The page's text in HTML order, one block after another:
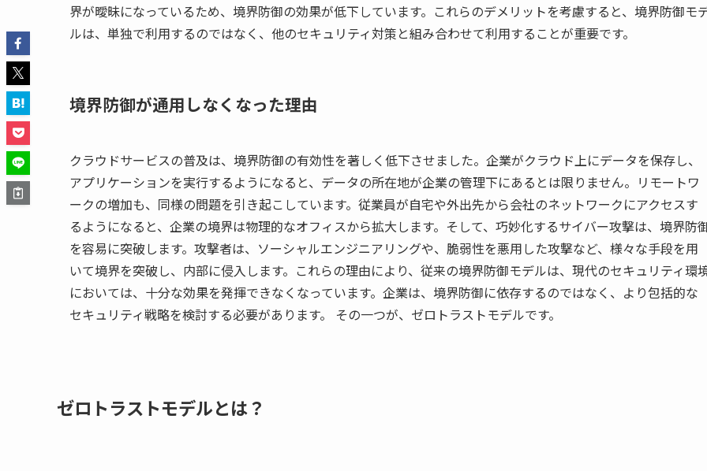
界が曖昧になっているため、境界防御の効果が低下しています。これらのデメリットを考慮すると、境界防御モ
ルは、単独で利用するのではなく、他のセキュリティ対策と組み合わせて利用することが重要です。
境界防御が通用しなくなった理由
クラウドサービスの普及は、境界防御の有効性を著しく低下させました。企業がクラウド上にデータを保存し、
アプリケーションを実行するようになると、データの所在地が企業の管理下にあるとは限りません。リモートワ
ークの増加も、同様の問題を引き起こしています。従業員が自宅や外出先から会社のネットワークにアクセスす
るようになると、企業の境界は物理的なオフィスから拡大します。そして、巧妙化するサイバー攻撃は、境界防
を容易に突破します。攻撃者は、ソーシャルエンジニアリングや、脆弱性を悪用した攻撃など、様々な手段を用
いて境界を突破し、内部に侵入します。これらの理由により、従来の境界防御モデルは、現代のセキュリティ環
においては、十分な効果を発揮できなくなっています。企業は、境界防御に依存するのではなく、より包括的な
セキュリティ戦略を検討する必要があります。 その一つが、ゼロトラストモデルです。
ゼロトラストモデルとは？